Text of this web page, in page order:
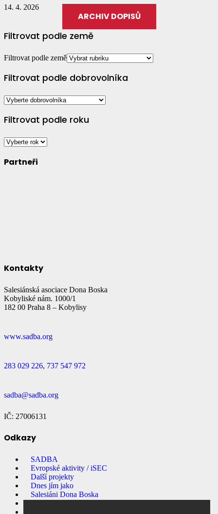
14. 4. 2026
ARCHIV DOPISŮ
Filtrovat podle země
Filtrovat podle země
Filtrovat podle dobrovolníka
Filtrovat podle roku
Partneři
Kontakty
Salesiánská asociace Dona Boska
Kobyliské nám. 1000/1
182 00 Praha 8 – Kobylisy
www.sadba.org
283 029 226, 737 547 972
sadba@sadba.org
IČ: 27006131
Odkazy
SADBA
Evropské aktivity / iSEC
Další projekty
Dnes jím jako
Salesiáni Dona Boska